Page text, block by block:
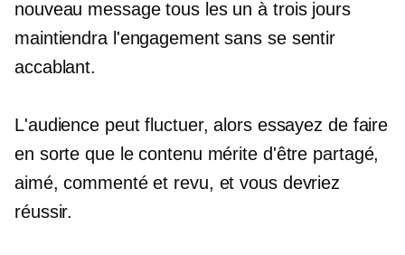
nouveau message tous les un à trois jours
maintiendra l'engagement sans se sentir
accablant.
L'audience peut fluctuer, alors essayez de faire
en sorte que le contenu mérite d'être partagé,
aimé, commenté et revu, et vous devriez
réussir.